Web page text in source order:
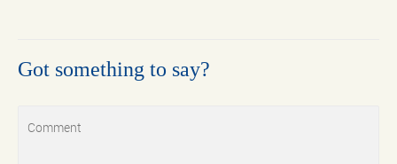
Got something to say?